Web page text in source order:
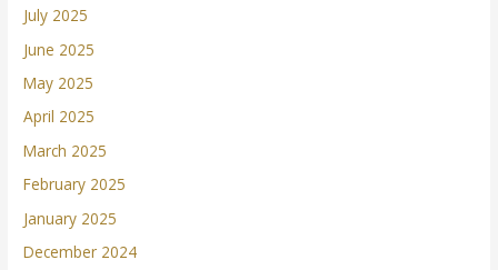
July 2025
June 2025
May 2025
April 2025
March 2025
February 2025
January 2025
December 2024